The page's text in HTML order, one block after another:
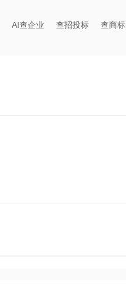
AI查企业 查招投标 查商标